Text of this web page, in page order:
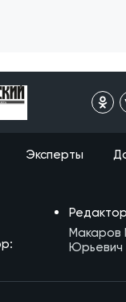
Агинского
мост построят
в Забайкалье
за грибами с
в лесу
Эксперты
Макаров
Юрьевич